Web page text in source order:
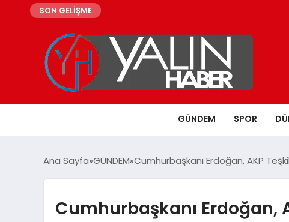
SON GELİŞME
GÜNDEM SPOR
Ana Sayfa GÜNDEM Cumhurbaşkanı Erdoğan, AKP
Cumhurbaşkanı Erdoğan,